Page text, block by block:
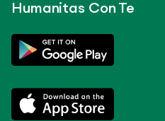
Humanitas Con Te